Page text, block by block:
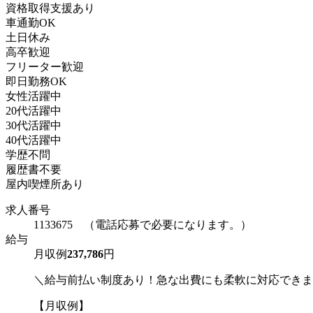
資格取得支援あり
車通勤OK
土日休み
高卒歓迎
フリーター歓迎
即日勤務OK
女性活躍中
20代活躍中
30代活躍中
40代活躍中
学歴不問
履歴書不要
屋内喫煙所あり
求人番号
1133675 （電話応募で必要になります。）
給与
月収例237,786円
＼給与前払い制度あり！急な出費にも柔軟に対応でき
【月収例】